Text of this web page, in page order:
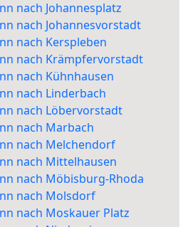
nach Johannesplatz
nach Johannesvorstadt
nach Kerspleben
nach Krämpfervorstadt
nach Kühnhausen
nach Linderbach
nach Löbervorstadt
nach Marbach
nach Melchendorf
nach Mittelhausen
nach Möbisburg-Rhoda
nach Molsdorf
nach Moskauer Platz